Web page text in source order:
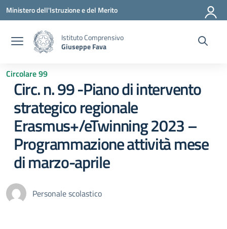
Vai ai contenuti
Vai al menu di navigazione
Vai al footer
Ministero dell'Istruzione e del Merito
Istituto Comprensivo
Giuseppe Fava
Circolare 99
Circ. n. 99 -Piano di intervento
strategico regionale
Erasmus+/eTwinning 2023 –
Programmazione attività mese
di marzo-aprile
Personale scolastico